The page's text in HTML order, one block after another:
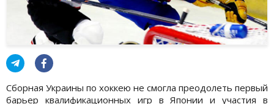
Сборная Украины по хоккею не смогла преодолеть первый
барьер квалификационных игр в Японии и участия в